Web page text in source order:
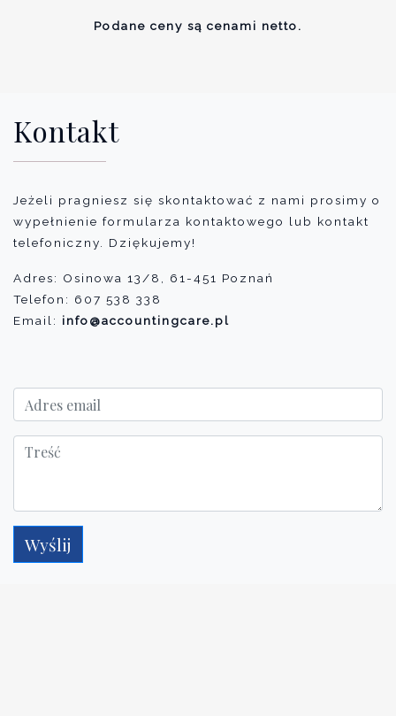
Podane ceny są cenami netto.
Kontakt
Jeżeli pragniesz się skontaktować z nami prosimy o
wypełnienie formularza kontaktowego lub kontakt
telefoniczny. Dziękujemy!
Adres: Osinowa 13/8, 61-451 Poznań
Telefon: 607 538 338
Email: info@accountingcare.pl
Wyślij